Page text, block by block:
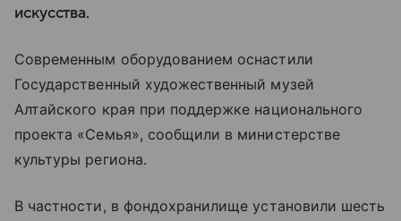
искусства.
Современным оборудованием оснастили
Государственный художественный музей
Алтайского края при поддержке национального
проекта «Семья», сообщили в министерстве
культуры региона.
В частности, в фондохранилище установили шесть